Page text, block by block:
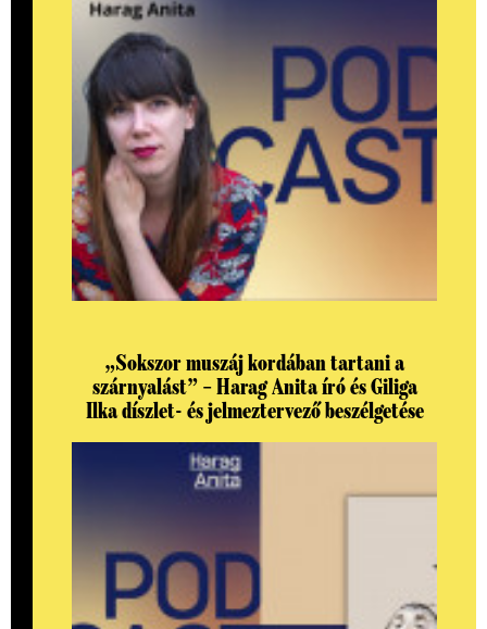
„Sokszor muszáj kordában tartani a
szárnyalást” – Harag Anita író és Giliga
Ilka díszlet- és jelmeztervező beszélgetése